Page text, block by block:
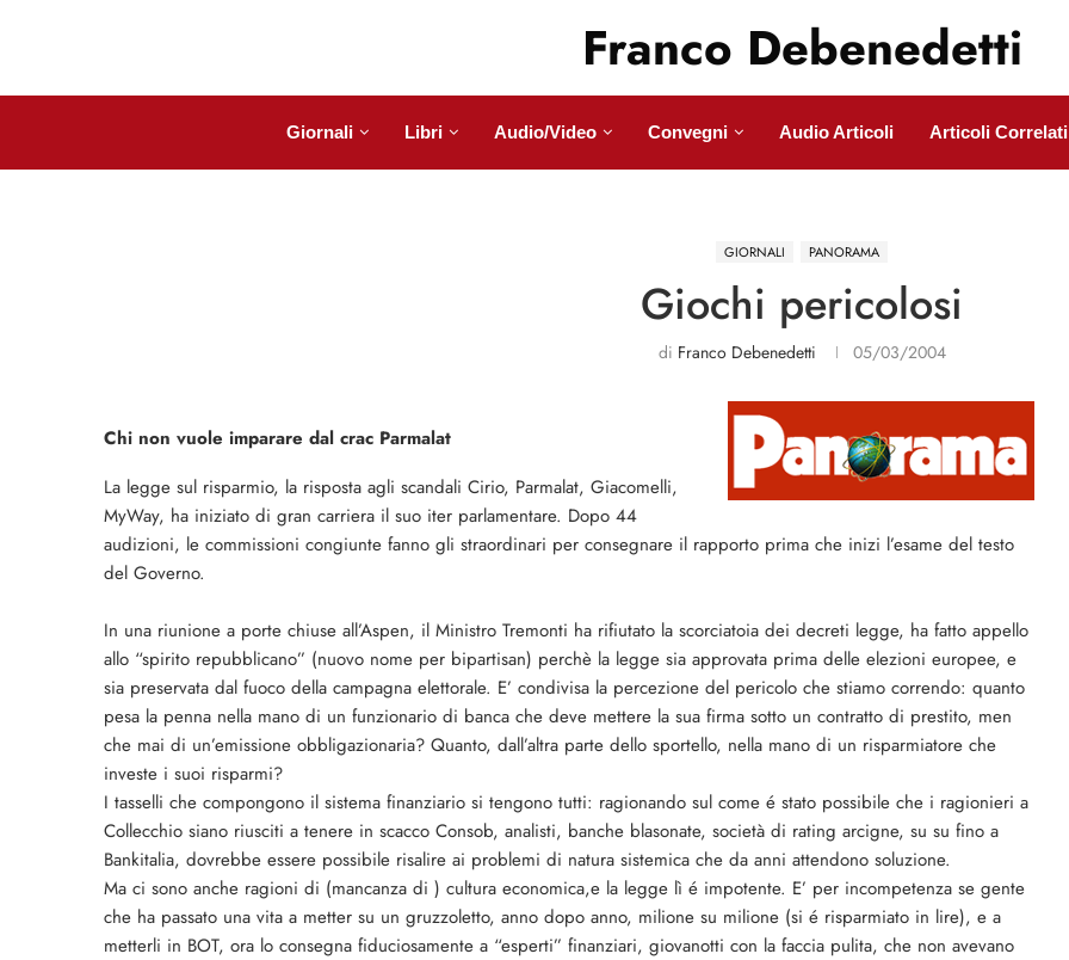
Franco Debenedetti
Giornali Libri Audio/Video Convegni Audio Articoli Articoli Correlati
GIORNALI PANORAMA
Giochi pericolosi
di Franco Debenedetti 05/03/2004
Chi non vuole imparare dal crac Parmalat
La legge sul risparmio, la risposta agli scandali Cirio, Parmalat, Giacomelli,
MyWay, ha iniziato di gran carriera il suo iter parlamentare. Dopo 44
audizioni, le commissioni congiunte fanno gli straordinari per consegnare il rapporto prima che inizi l’esame del testo
del Governo.
In una riunione a porte chiuse all’Aspen, il Ministro Tremonti ha rifiutato la scorciatoia dei decreti legge, ha fatto appello
allo “spirito repubblicano” (nuovo nome per bipartisan) perchè la legge sia approvata prima delle elezioni europee, e
sia preservata dal fuoco della campagna elettorale. E’ condivisa la percezione del pericolo che stiamo correndo: quanto
pesa la penna nella mano di un funzionario di banca che deve mettere la sua firma sotto un contratto di prestito, men
che mai di un’emissione obbligazionaria? Quanto, dall’altra parte dello sportello, nella mano di un risparmiatore che
investe i suoi risparmi?
I tasselli che compongono il sistema finanziario si tengono tutti: ragionando sul come é stato possibile che i ragionieri a
Collecchio siano riusciti a tenere in scacco Consob, analisti, banche blasonate, società di rating arcigne, su su fino a
Bankitalia, dovrebbe essere possibile risalire ai problemi di natura sistemica che da anni attendono soluzione.
Ma ci sono anche ragioni di (mancanza di ) cultura economica,e la legge lì é impotente. E’ per incompetenza se gente
che ha passato una vita a metter su un gruzzoletto, anno dopo anno, milione su milione (si é risparmiato in lire), e a
metterli in BOT, ora lo consegna fiduciosamente a “esperti” finanziari, giovanotti con la faccia pulita, che non avevano